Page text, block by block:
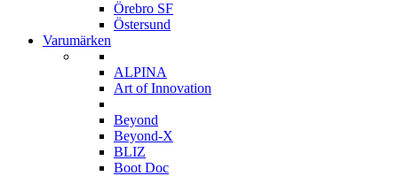
Örebro SF
Östersund
Varumärken
ALPINA
Art of Innovation
Beyond
Beyond-X
BLIZ
Boot Doc